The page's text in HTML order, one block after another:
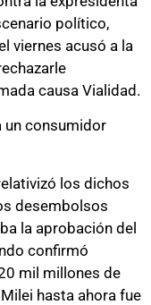
político,
viernes acusó a la
causa Vialidad.
un consumidor
los dichos
desembolsos
la aprobación del
confirmó
mil millones de
hasta ahora fue